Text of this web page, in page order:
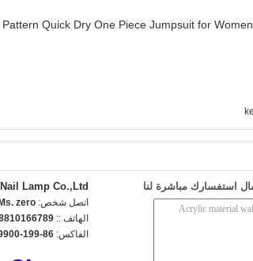
Pattern Quick Dry One Piece Jumpsuit for
Lamp Co.,Ltd.
اتصل شخص: Ms. zero
الهاتف ::
الفاكس: 86-199-9900-9773
استفسارك مباشرة لنا